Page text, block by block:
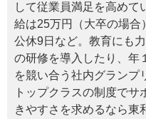
して従業員満足を高めて
給は25万円（大卒の場合
公休9日など。教育にも
の研修を導入したり、年
を競い合う社内グランプ
トップクラスの制度で
きやすさを求めるなら東